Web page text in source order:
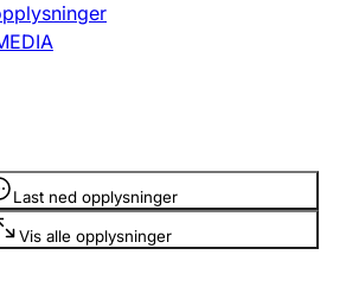
slette
slette
Last ned opplysninger
Vis alle opplysninger